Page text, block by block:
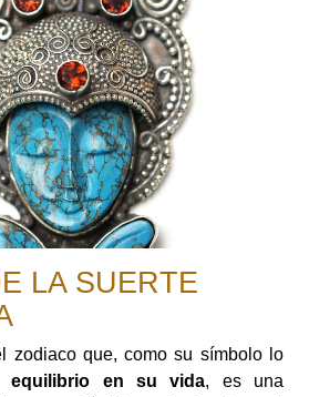
LA SUERTE
zodiaco que, como su símbolo lo
equilibrio en su vida, es una